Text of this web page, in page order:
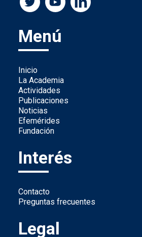
Menú
Inicio
La Academia
Actividades
Publicaciones
Noticias
Efemérides
Fundación
Interés
Contacto
Preguntas frecuentes
Legal